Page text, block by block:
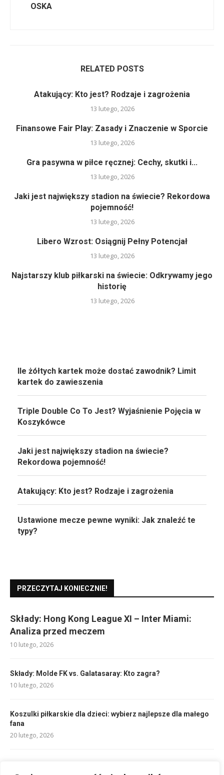
OSKA
RELATED POSTS
Atakujący: Kto jest? Rodzaje i zagrożenia
13 lutego, 2026
Finansowe Fair Play: Zasady i Znaczenie w Sporcie
13 lutego, 2026
Gra pasywna w piłce ręcznej: Cechy, skutki i...
13 lutego, 2026
Jaki jest największy stadion na świecie? Rekordowa
pojemność!
13 lutego, 2026
Libero Wzrost: Osiągnij Pełny Potencjał
13 lutego, 2026
Najstarszy klub piłkarski na świecie: Odkrywamy jego
historię
13 lutego, 2026
Ile żółtych kartek może dostać zawodnik? Limit
kartek do zawieszenia
Triple Double Co To Jest? Wyjaśnienie Pojęcia w
Koszykówce
Jaki jest największy stadion na świecie?
Rekordowa pojemność!
Atakujący: Kto jest? Rodzaje i zagrożenia
Ustawione mecze pewne wyniki: Jak znaleźć te
typy?
PRZECZYTAJ KONIECZNIE!
Składy: Hong Kong League XI – Inter Miami:
Analiza przed meczem
10 lutego, 2026
Składy: Molde FK vs. Galatasaray: Kto zagra?
10 lutego, 2026
Koszulki piłkarskie dla dzieci: wybierz najlepsze dla małego
fana
20 lutego, 2026